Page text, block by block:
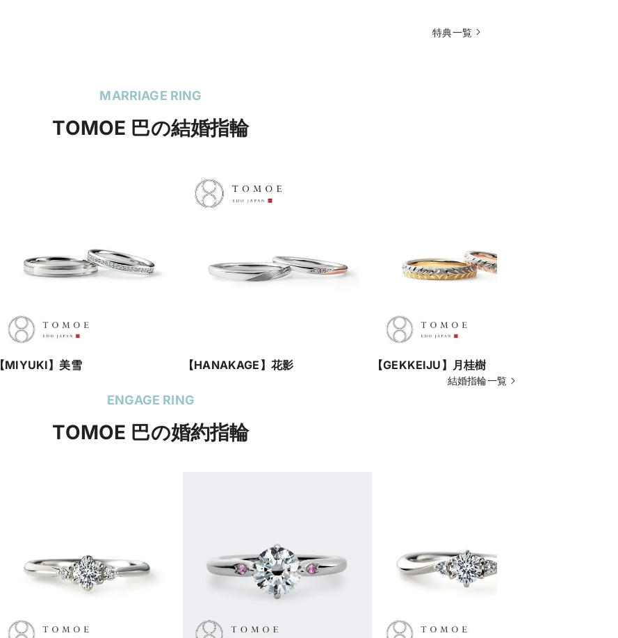
特典一覧
MARRIAGE RING
TOMOE 巴の結婚指輪
【MIYUKI】美雪 【HANAKAGE】花影 【GEKKEIJU】月桂樹
結婚指輪一覧
ENGAGE RING
TOMOE 巴の婚約指輪